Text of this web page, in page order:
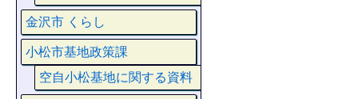
金沢市 くらし
小松市基地政策課
空自小松基地に関する資料